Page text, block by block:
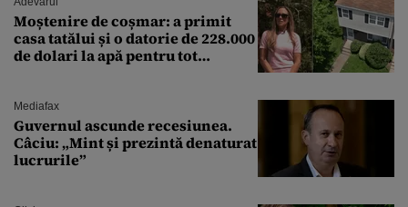
Moștenire de coșmar: a primit
casa tatălui și o datorie de 228.000
de dolari la apă pentru tot
Mediafax
Guvernul ascunde recesiunea.
Câciu: „Mint și prezintă denaturat
lucrurile”